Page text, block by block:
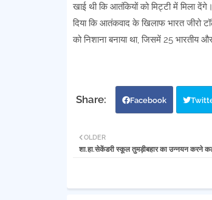
खाई थी कि आतंकियों को मिट्टी में मिला
दिया कि आतंकवाद के खिलाफ भारत जीरो
को निशाना बनाया था, जिसमें 25 भारतीय
Facebook
OLDER
शा.हा.सेकेंडरी स्कूल तुमड़ीबहार का उन्नयन करने